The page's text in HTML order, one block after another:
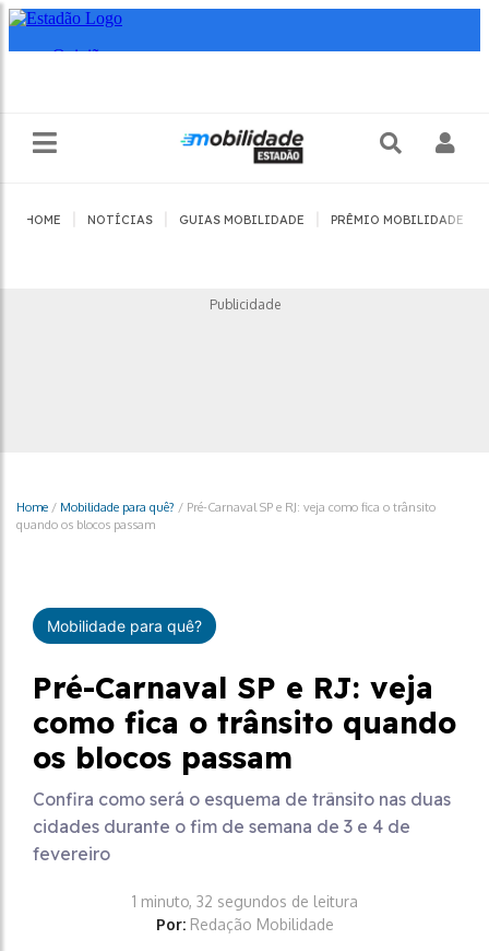
HOME NOTÍCIAS GUIAS MOBILIDADE PRÊMIO MOBILIDADE
Publicidade
Home / Mobilidade para quê? / Pré-Carnaval SP e RJ: veja como fica o trânsito
quando os blocos passam
Mobilidade para quê?
Pré-Carnaval SP e RJ: veja
como fica o trânsito quando
os blocos passam
Confira como será o esquema de trânsito nas duas
cidades durante o fim de semana de 3 e 4 de
fevereiro
1 minuto, 32 segundos de leitura
Por: Redação Mobilidade